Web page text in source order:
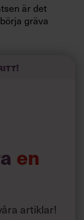
är det
gräva
en
artiklar!